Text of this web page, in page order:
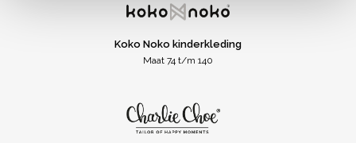
Koko Noko kinderkleding
Maat 74 t/m 140